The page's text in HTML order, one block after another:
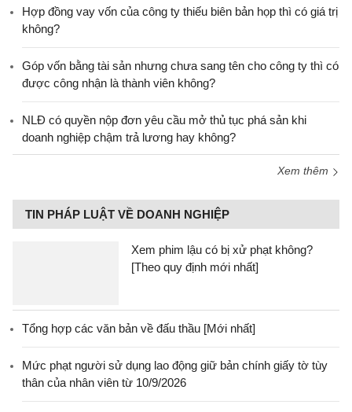
Hợp đồng vay vốn của công ty thiếu biên bản họp thì có giá trị
không?
Góp vốn bằng tài sản nhưng chưa sang tên cho công ty thì có
được công nhận là thành viên không?
NLĐ có quyền nộp đơn yêu cầu mở thủ tục phá sản khi
doanh nghiệp chậm trả lương hay không?
Xem thêm
TIN PHÁP LUẬT VỀ DOANH NGHIỆP
Xem phim lậu có bị xử phạt không?
[Theo quy định mới nhất]
Tổng hợp các văn bản về đấu thầu [Mới nhất]
Mức phạt người sử dụng lao động giữ bản chính giấy tờ tùy
thân của nhân viên từ 10/9/2026